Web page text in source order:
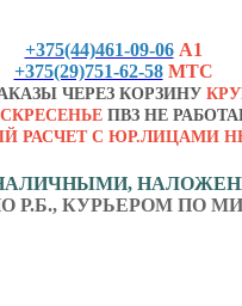
+375(44)461-09-06 А1
+375(29)751-62-58 МТС
ЧЕРЕЗ КОРЗИНУ
ПВЗ НЕ
РАСЧЕТ С ЮР.ЛИЦАМИ
Р.Б., КУРЬЕРОМ ПО